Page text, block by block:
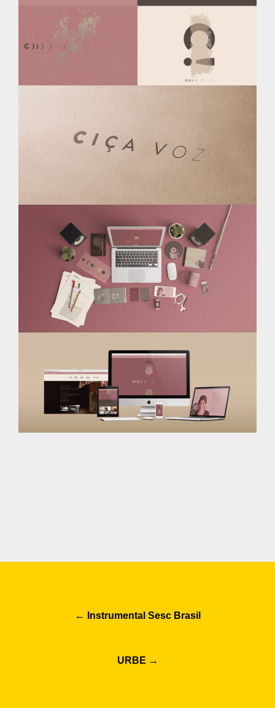
← Instrumental Sesc Brasil
URBE →